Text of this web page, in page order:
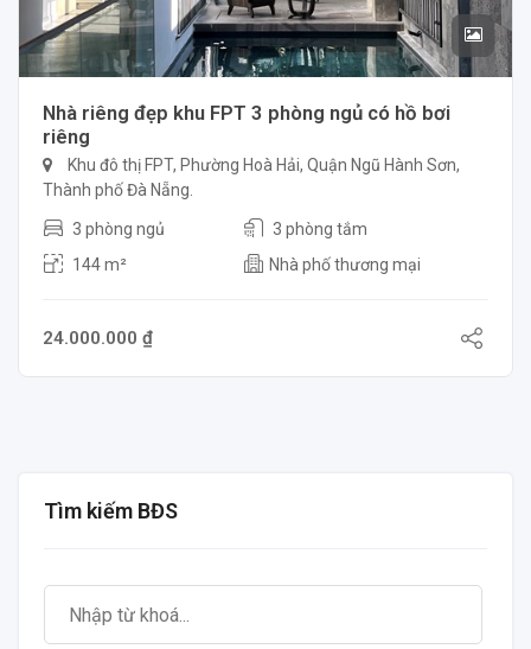
Nhà riêng đẹp khu FPT 3 phòng ngủ có hồ bơi
riêng
Khu đô thị FPT, Phường Hoà Hải, Quận Ngũ Hành Sơn,
Thành phố Đà Nẵng.
3 phòng ngủ
3 phòng tắm
144 m²
Nhà phố thương mại
24.000.000 ₫
Tìm kiếm BĐS